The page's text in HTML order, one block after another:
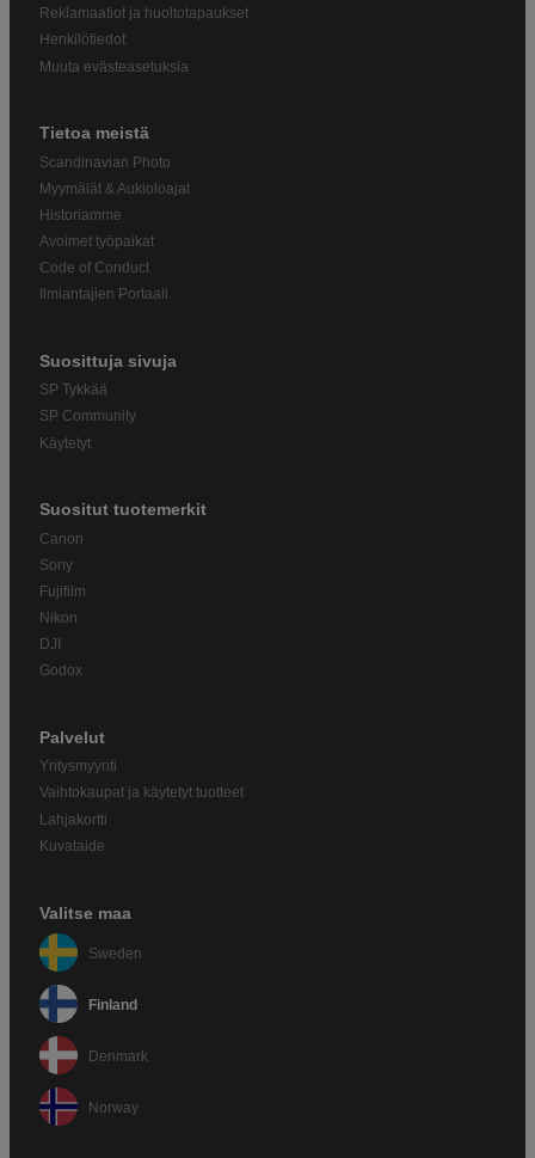
Reklamaatiot ja huoltotapaukset
Henkilötiedot
Muuta evästeasetuksia
Tietoa meistä
Scandinavian Photo
Myymälät & Aukioloajat
Historiamme
Avoimet työpaikat
Code of Conduct
Ilmiantajien Portaali
Suosittuja sivuja
SP Tykkää
SP Community
Käytetyt
Suositut tuotemerkit
Canon
Sony
Fujifilm
Nikon
DJI
Godox
Palvelut
Yritysmyynti
Vaihtokaupat ja käytetyt tuotteet
Lahjakortti
Kuvataide
Valitse maa
Sweden
Finland
Denmark
Norway